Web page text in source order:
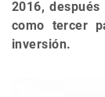
2016,
como tercer
inversión.